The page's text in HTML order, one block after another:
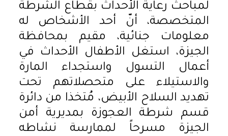
لمباحث رعاية الأحداث بقطاع الشرطة
المتخصصة، أنّ أحد الأشخاص له
معلومات جنائية، مقيم بمحافظة
الجيزة، استغل الأطفال الأحداث في
أعمال التسول واستجداء المارة
والاستيلاء على متحصلاتهم تحت
تهديد السلاح الأبيض، مُتخذا من دائرة
قسم شرطة العجوزة بمديرية أمن
الجيزة مسرحاً لممارسة نشاطه